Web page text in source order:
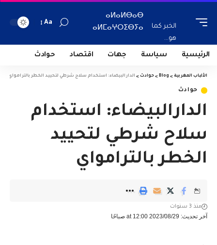
الخبر كما
هو...
ⴰⵍⴰⵍⴱⴰⴱ
ⴰⵍⵎⴰⵖⵔⵉⴱⵢⴰ
Aa
الرئيسية سياسة جهات اقتصاد حوادث
الألباب المغربية >
Blog
> حوادث > الدارالبيضاء: استخدام سلاح شرطي لتحييد الخطر بالترامواي
حوادث
الدارالبيضاء: استخدام
سلاح شرطي لتحييد
الخطر بالترامواي
آخر تحديث: 2023/08/29 at 12:00 صباحًا
منذ 3 سنوات